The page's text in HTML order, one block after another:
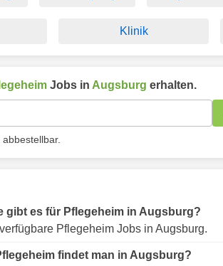
Klinik
Jobs in Augsburg erhalten.
gibt es für Pflegeheim in Augsburg?
Pflegeheim Jobs in Augsburg.
findet man in Augsburg?